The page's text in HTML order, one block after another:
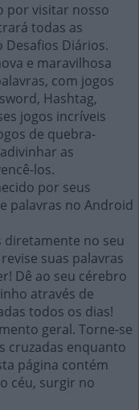
por visitar nosso
todas as
Desafios Diários.
e maravilhosa
com jogos
Hashtag,
jogos incríveis
de quebra-
as
los.
por seus
palavras no Android
diretamente no seu
suas palavras
Dê ao seu cérebro
através de
todos os dias!
geral. Torne-se
cruzadas enquanto
página contém
céu, surgir no